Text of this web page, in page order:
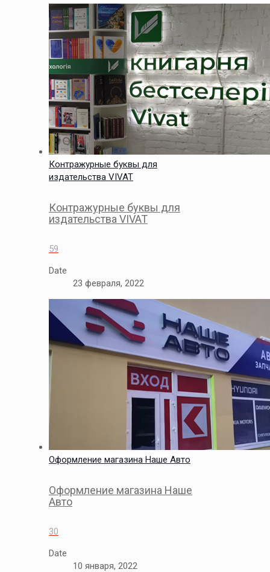
Контражурные буквы для
издательства VIVAT
Контражурные буквы для
издательства VIVAT
59
Date
23 февраля, 2022
Оформление магазина Наше Авто
Оформление магазина Наше
Авто
30
Date
10 января, 2022